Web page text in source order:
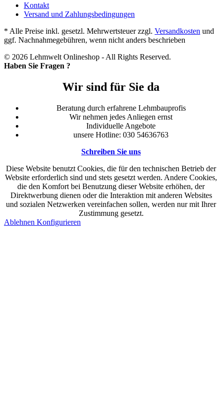
Kontakt
Versand und Zahlungsbedingungen
* Alle Preise inkl. gesetzl. Mehrwertsteuer zzgl. Versandkosten und
ggf. Nachnahmegebühren, wenn nicht anders beschrieben
© 2026 Lehmwelt Onlineshop - All Rights Reserved.
Haben Sie Fragen ?
Wir sind für Sie da
Beratung durch erfahrene Lehmbauprofis
Wir nehmen jedes Anliegen ernst
Individuelle Angebote
unsere Hotline: 030 54636763
Schreiben Sie uns
Diese Website benutzt Cookies, die für den technischen Betrieb der
Website erforderlich sind und stets gesetzt werden. Andere Cookies,
die den Komfort bei Benutzung dieser Website erhöhen, der
Direktwerbung dienen oder die Interaktion mit anderen Websites
und sozialen Netzwerken vereinfachen sollen, werden nur mit Ihrer
Zustimmung gesetzt.
Ablehnen Konfigurieren